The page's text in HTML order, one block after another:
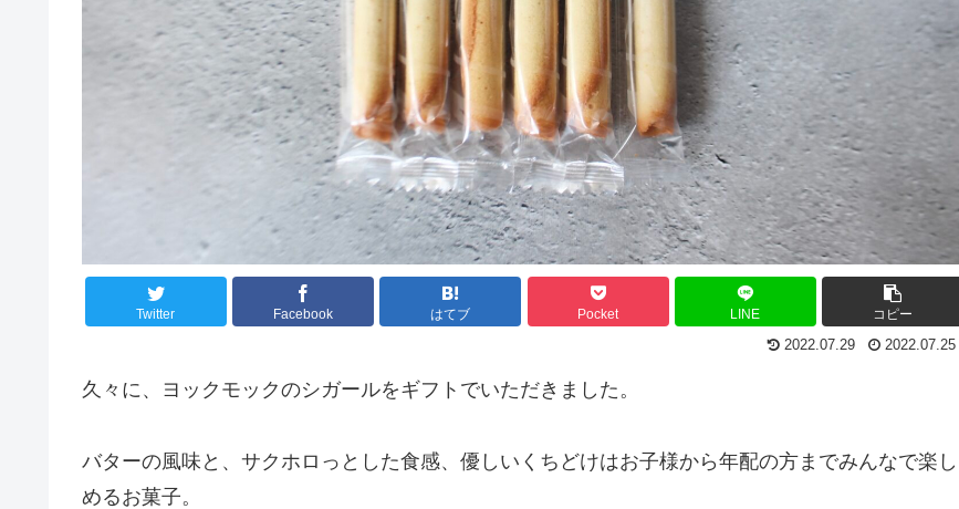
Twitter Facebook はてブ Pocket LINE コピー
2022.07.29 2022.07.25
久々に、ヨックモックのシガールをギフトでいただきました。
バターの風味と、サクホロっとした食感、優しいくちどけはお子様から年配の方までみんなで楽し
めるお菓子。